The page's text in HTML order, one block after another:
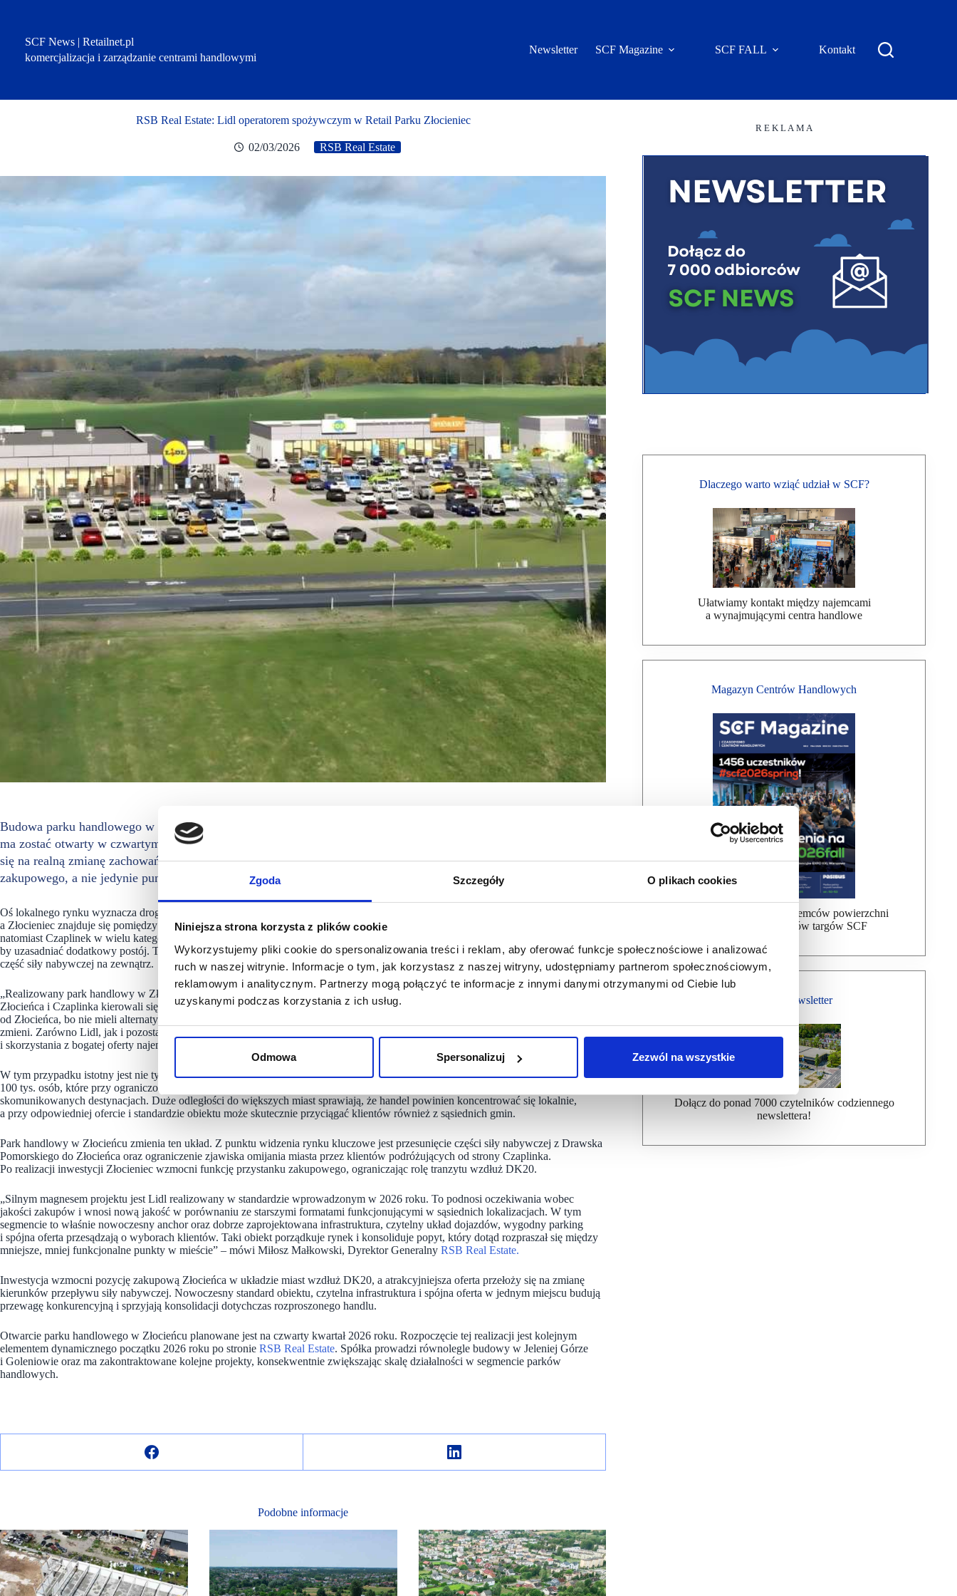
Zgoda Szczegóły O plikach cookies
Niniejsza strona korzysta z plików cookie
Wykorzystujemy pliki cookie do spersonalizowania treści i reklam, aby oferować funkcje społecznościowe i analizować
ruch w naszej witrynie. Informacje o tym, jak korzystasz z naszej witryny, udostępniamy partnerom społecznościowym,
reklamowym i analitycznym. Partnerzy mogą połączyć te informacje z innymi danymi otrzymanymi od Ciebie lub
uzyskanymi podczas korzystania z ich usług.
Odmowa Spersonalizuj Zezwól na wszystkie
SCF News | Retailnet.pl
komercjalizacja i zarządzanie centrami handlowymi
Newsletter SCF Magazine SCF FALL Kontakt
RSB Real Estate: Lidl operatorem spożywczym w Retail Parku Złocieniec
02/03/2026 RSB Real Estate
Budowa parku handlowego w Złocieńcu weszła w fazę realizacji. Projekt o powierzchni ok. 7 000 mkw GLA
ma zostać otwarty w czwartym kwartale 2026 roku, a generalnym wykonawcą jest JMS. Inwestycja ma przełożyć
się na realną zmianę zachowań zakupowych w regionie i wzmocnić rolę Złocieńca jako docelowego ośrodka
zakupowego, a nie jedynie punktu tranzytowego.
Oś lokalnego rynku wyznacza droga krajowa nr 20, wzdłuż której leżą trzy miasta, Drawsko Pomorskie, Złocieniec i Czaplinek,
a Złocieniec znajduje się pomiędzy pozostałymi ośrodkami. Dziś handel jest najmocniej skoncentrowany w Drawsku Pomorskim,
natomiast Czaplinek w wielu kategoriach omijał Złocieniec, ponieważ oferta handlowa w mieście była zbyt ograniczona,
by uzasadniać dodatkowy postój. To klasyczny układ, w którym jeden ośrodek kumuluje popyt, a pozostałe miejscowości oddają
część siły nabywczej na zewnątrz.
„Realizowany park handlowy w Złocieńcu całkowicie odmieni przyzwyczajenia lokalnych klientów. Dotychczas mieszkańcy
Złocieńca i Czaplinka kierowali się do powiatowego Drawska Pomorskiego, które nawiasem mówiąc jest mniejszym miastem
od Złocieńca, bo nie mieli alternatywy. Z chwilą rozpoczęcia funkcjonowania parku handlowego w Złocieńcu ten układ całkowicie się
zmieni. Zarówno Lidl, jak i pozostali najemcy Retail Parku Złocieniec dadzą mieszkańcom Czaplinka i Drawska powód do przyjazdu
i skorzystania z bogatej oferty najemców” – mówi Szymon Kielecki, Dyrektor komercjalizacji RSB Real Estate.
W tym przypadku istotny jest nie tylko potencjał samych miast, ale też obszar oddziaływania. W promieniu ok. 30 km mieszka ponad
100 tys. osób, które przy ograniczonej dostępności większych ośrodków muszą opierać codzienne zakupy na najbliższych, dobrze
skomunikowanych destynacjach. Duże odległości do większych miast sprawiają, że handel powinien koncentrować się lokalnie,
a przy odpowiedniej ofercie i standardzie obiektu może skutecznie przyciągać klientów również z sąsiednich gmin.
Park handlowy w Złocieńcu zmienia ten układ. Z punktu widzenia rynku kluczowe jest przesunięcie części siły nabywczej z Drawska
Pomorskiego do Złocieńca oraz ograniczenie zjawiska omijania miasta przez klientów podróżujących od strony Czaplinka.
Po realizacji inwestycji Złocieniec wzmocni funkcję przystanku zakupowego, ograniczając rolę tranzytu wzdłuż DK20.
„Silnym magnesem projektu jest Lidl realizowany w standardzie wprowadzonym w 2026 roku. To podnosi oczekiwania wobec
jakości zakupów i wnosi nową jakość w porównaniu ze starszymi formatami funkcjonującymi w sąsiednich lokalizacjach. W tym
segmencie to właśnie nowoczesny anchor oraz dobrze zaprojektowana infrastruktura, czytelny układ dojazdów, wygodny parking
i spójna oferta przesądzają o wyborach klientów. Taki obiekt porządkuje rynek i konsoliduje popyt, który dotąd rozpraszał się między
mniejsze, mniej funkcjonalne punkty w mieście” – mówi Miłosz Małkowski, Dyrektor Generalny RSB Real Estate.
Inwestycja wzmocni pozycję zakupową Złocieńca w układzie miast wzdłuż DK20, a atrakcyjniejsza oferta przełoży się na zmianę
kierunków przepływu siły nabywczej. Nowoczesny standard obiektu, czytelna infrastruktura i spójna oferta w jednym miejscu budują
przewagę konkurencyjną i sprzyjają konsolidacji dotychczas rozproszonego handlu.
Otwarcie parku handlowego w Złocieńcu planowane jest na czwarty kwartał 2026 roku. Rozpoczęcie tej realizacji jest kolejnym
elementem dynamicznego początku 2026 roku po stronie RSB Real Estate. Spółka prowadzi równolegle budowy w Jeleniej Górze
i Goleniowie oraz ma zakontraktowane kolejne projekty, konsekwentnie zwiększając skalę działalności w segmencie parków
handlowych.
Podobne informacje
R E K L A M A
Dlaczego warto wziąć udział w SCF?
Ułatwiamy kontakt między najemcami
a wynajmującymi centra handlowe
Magazyn Centrów Handlowych
Bezpłatna wysyłka dla najemców powierzchni
handlowej, uczestników targów SCF
Bezpłatny Newsletter
Dołącz do ponad 7000 czytelników codziennego
newslettera!